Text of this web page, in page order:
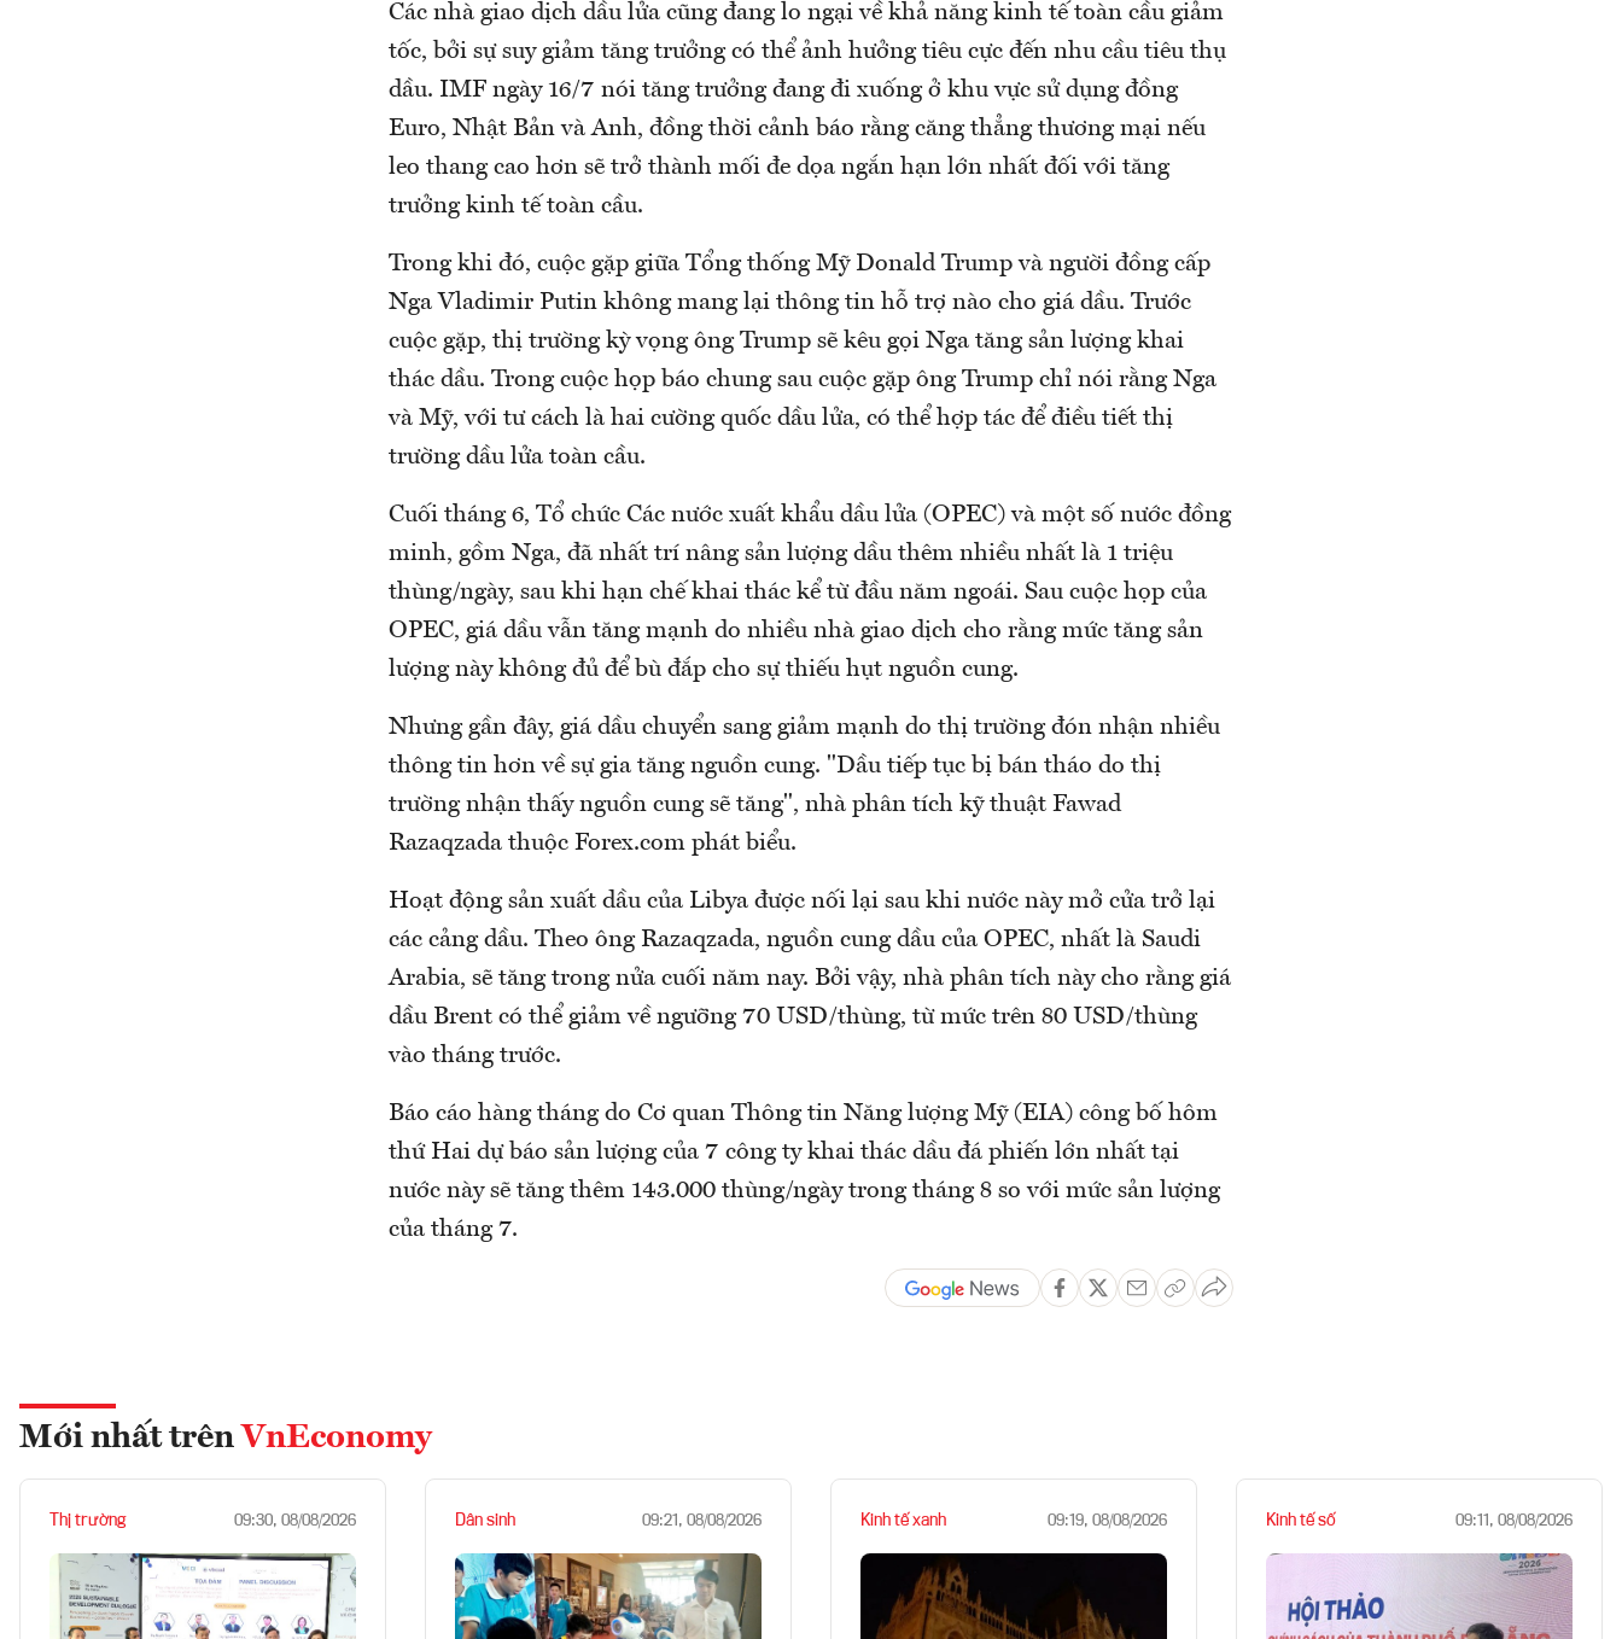
Các nhà giao dịch dầu lửa cũng đang lo ngại về khả năng kinh tế toàn cầu giảm
tốc, bởi sự suy giảm tăng trưởng có thể ảnh hưởng tiêu cực đến nhu cầu tiêu thụ
dầu. IMF ngày 16/7 nói tăng trưởng đang đi xuống ở khu vực sử dụng đồng
Euro, Nhật Bản và Anh, đồng thời cảnh báo rằng căng thẳng thương mại nếu
leo thang cao hơn sẽ trở thành mối đe dọa ngắn hạn lớn nhất đối với tăng
trưởng kinh tế toàn cầu.
Trong khi đó, cuộc gặp giữa Tổng thống Mỹ Donald Trump và người đồng cấp
Nga Vladimir Putin không mang lại thông tin hỗ trợ nào cho giá dầu. Trước
cuộc gặp, thị trường kỳ vọng ông Trump sẽ kêu gọi Nga tăng sản lượng khai
thác dầu. Trong cuộc họp báo chung sau cuộc gặp ông Trump chỉ nói rằng Nga
và Mỹ, với tư cách là hai cường quốc dầu lửa, có thể hợp tác để điều tiết thị
trường dầu lửa toàn cầu.
Cuối tháng 6, Tổ chức Các nước xuất khẩu dầu lửa (OPEC) và một số nước đồng
minh, gồm Nga, đã nhất trí nâng sản lượng dầu thêm nhiều nhất là 1 triệu
thùng/ngày, sau khi hạn chế khai thác kể từ đầu năm ngoái. Sau cuộc họp của
OPEC, giá dầu vẫn tăng mạnh do nhiều nhà giao dịch cho rằng mức tăng sản
lượng này không đủ để bù đắp cho sự thiếu hụt nguồn cung.
Nhưng gần đây, giá dầu chuyển sang giảm mạnh do thị trường đón nhận nhiều
thông tin hơn về sự gia tăng nguồn cung. "Dầu tiếp tục bị bán tháo do thị
trường nhận thấy nguồn cung sẽ tăng", nhà phân tích kỹ thuật Fawad
Razaqzada thuộc Forex.com phát biểu.
Hoạt động sản xuất dầu của Libya được nối lại sau khi nước này mở cửa trở lại
các cảng dầu. Theo ông Razaqzada, nguồn cung dầu của OPEC, nhất là Saudi
Arabia, sẽ tăng trong nửa cuối năm nay. Bởi vậy, nhà phân tích này cho rằng giá
dầu Brent có thể giảm về ngưỡng 70 USD/thùng, từ mức trên 80 USD/thùng
vào tháng trước.
Báo cáo hàng tháng do Cơ quan Thông tin Năng lượng Mỹ (EIA) công bố hôm
thứ Hai dự báo sản lượng của 7 công ty khai thác dầu đá phiến lớn nhất tại
nước này sẽ tăng thêm 143.000 thùng/ngày trong tháng 8 so với mức sản lượng
của tháng 7.
Mới nhất trên VnEconomy
Thị trường 09:30, 08/08/2026 Dân sinh 09:21, 08/08/2026 Kinh tế xanh 09:19, 08/08/2026 Kinh tế số 09:11, 08/08/2026